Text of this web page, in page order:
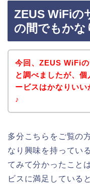
ZEUS WiFiの
の間でもかな
今回、ZEUS WiFi
と調べましたが、
ービスはかなりい
♪
多分こちらをご覧の
なり興味を持ってい
てみて分かったこと
ビスに満足している